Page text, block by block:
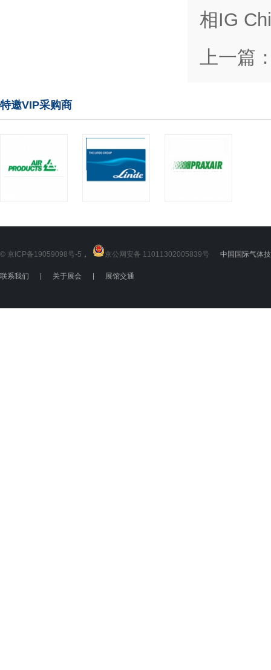
相IG
上一篇
特邀VIP采购商
© 京ICP备19059098号-5 ， 京公网安备 11011302005839号 中国国际气体技
联系我们 | 关于展会 | 展馆交通